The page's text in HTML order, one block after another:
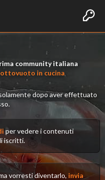
community italiana
in cucina
dopo aver effettuato
per vedere i contenuti
iscritti.
vorresti diventarlo, invia